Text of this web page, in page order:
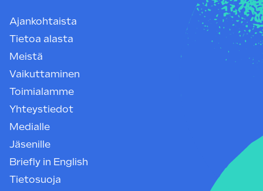
Ajankohtaista
Tietoa alasta
Meistä
Vaikuttaminen
Toimialamme
Yhteystiedot
Medialle
Jäsenille
Briefly in English
Tietosuoja